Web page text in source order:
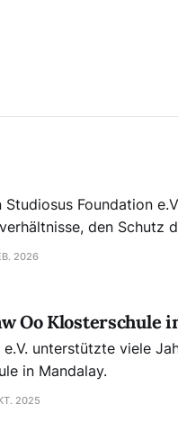
Foundation
den Schutz
Welt zum Ziel gesetzt. Er
2026
Oo Klosterschule
unterstützte viele
in Mandalay.
2025